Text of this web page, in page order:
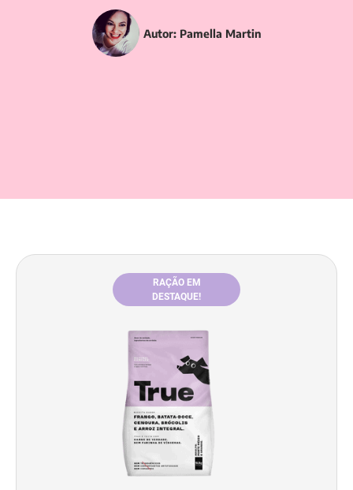
Autor:Pamella Martin
RAÇÃO EM
DESTAQUE!